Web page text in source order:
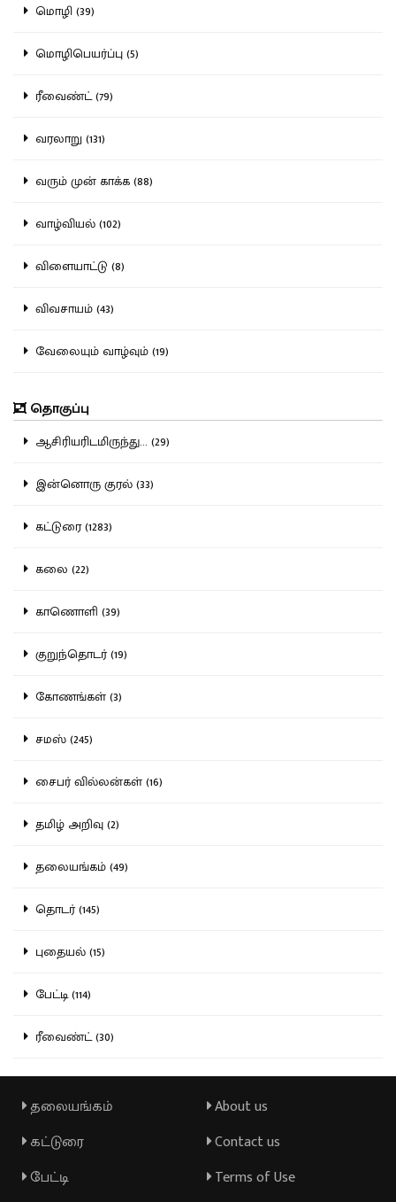
மொழி (39)
மொழிபெயர்ப்பு (5)
ரீவைண்ட் (79)
வரலாறு (131)
வரும் முன் காக்க (88)
வாழ்வியல் (102)
விளையாட்டு (8)
விவசாயம் (43)
வேலையும் வாழ்வும் (19)
தொகுப்பு
ஆசிரியரிடமிருந்து... (29)
இன்னொரு குரல் (33)
கட்டுரை (1283)
கலை (22)
காணொளி (39)
குறுந்தொடர் (19)
கோணங்கள் (3)
சமஸ் (245)
சைபர் வில்லன்கள் (16)
தமிழ் அறிவு (2)
தலையங்கம் (49)
தொடர் (145)
புதையல் (15)
பேட்டி (114)
ரீவைண்ட் (30)
தலையங்கம்
கட்டுரை
பேட்டி
About us
Contact us
Terms of Use